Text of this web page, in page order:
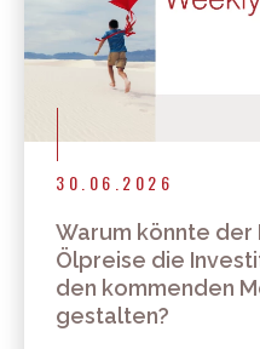
30.06.2026
Warum könnte der
Ölpreise die
den kommenden
gestalten?